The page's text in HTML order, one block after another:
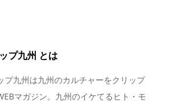
プ九州 とは
プ九州は九州のカルチャーをクリップ
マガジン。九州のイケてるヒト・モ